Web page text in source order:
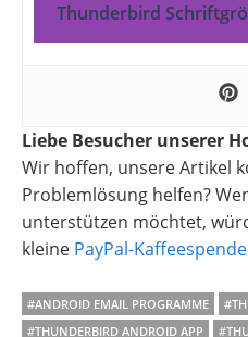
Thunderbird
Liebe Besucher unserer
Wir hoffen, unsere Artikel
Problemlösung helfen?
unterstützen möchtet,
kleine PayPal-Kaffeespende
#ANDROID EMAIL PROGRAMME
#THUNDERBIRD ANDROID APP